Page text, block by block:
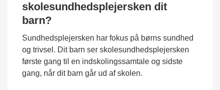
skolesundhedsplejersken dit
barn?
Sundhedsplejersken har fokus på børns sundhed
og trivsel. Dit barn ser skolesundhedsplejersken
første gang til en indskolingssamtale og sidste
gang, når dit barn går ud af skolen.